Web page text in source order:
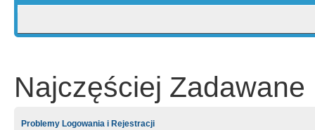
Najczęściej Zadawane
Problemy Logowania i Rejestracji